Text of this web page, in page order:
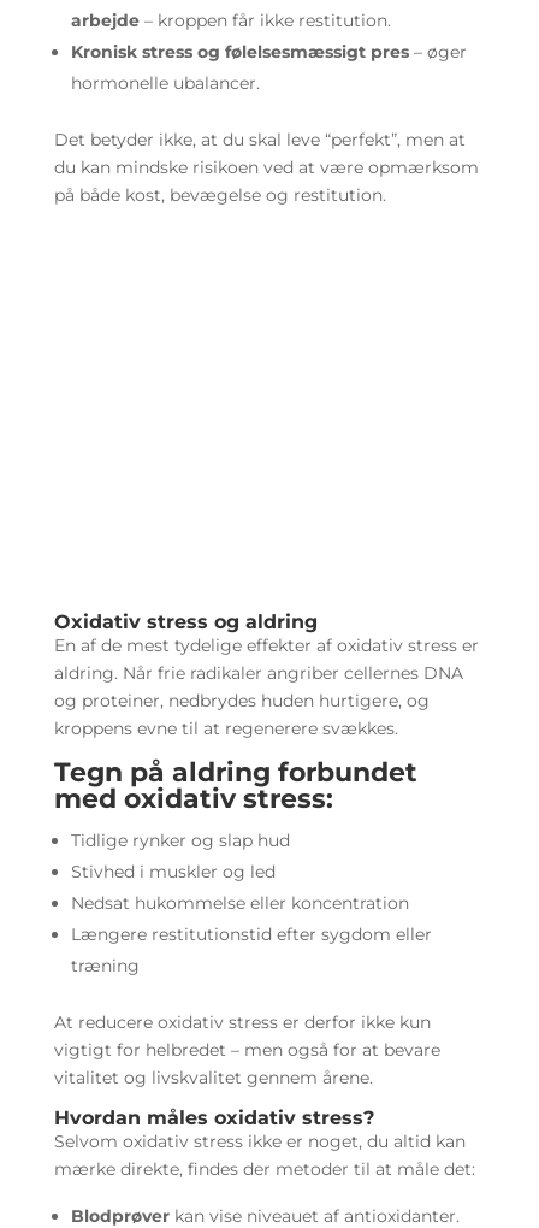
arbejde– kroppen får ikke restitution.
Kronisk stress og følelsesmæssigt pres– øger
hormonelle ubalancer.
Det betyder ikke, at du skal leve “perfekt”, men at
du kan mindske risikoen ved at være opmærksom
på både kost, bevægelse og restitution.
Oxidativ stress og aldring
En af de mest tydelige effekter af oxidativ stress er
aldring. Når frie radikaler angriber cellernes DNA
og proteiner, nedbrydes huden hurtigere, og
kroppens evne til at regenerere svækkes.
Tegn på aldring forbundet
med oxidativ stress:
Tidlige rynker og slap hud
Stivhed i muskler og led
Nedsat hukommelse eller koncentration
Længere restitutionstid efter sygdom eller
træning
At reducere oxidativ stress er derfor ikke kun
vigtigt for helbredet – men også for at bevare
vitalitet og livskvalitet gennem årene.
Hvordan måles oxidativ stress?
Selvom oxidativ stress ikke er noget, du altid kan
mærke direkte, findes der metoder til at måle det:
Blodprøverkan vise niveauet af antioxidanter.